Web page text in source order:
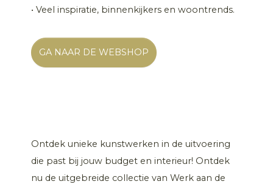
• Veel inspiratie, binnenkijkers en woontrends.
GA NAAR DE WEBSHOP
Ontdek unieke kunstwerken in de uitvoering
die past bij jouw budget en interieur! Ontdek
nu de uitgebreide collectie van Werk aan de